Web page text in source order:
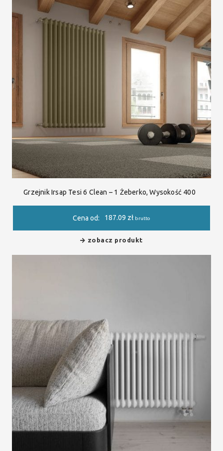
Grzejnik Irsap Tesi 6 Clean – 1 Żeberko, Wysokość 400
Cena od: 187.09 zł brutto
zobacz produkt